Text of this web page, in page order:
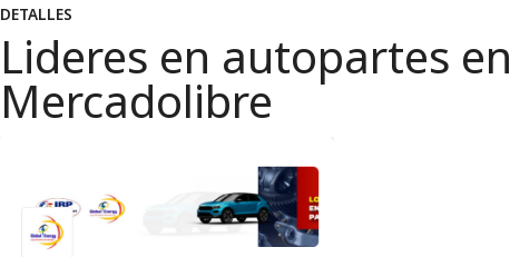
DETALLES
Lideres en autopartes en
Mercadolibre